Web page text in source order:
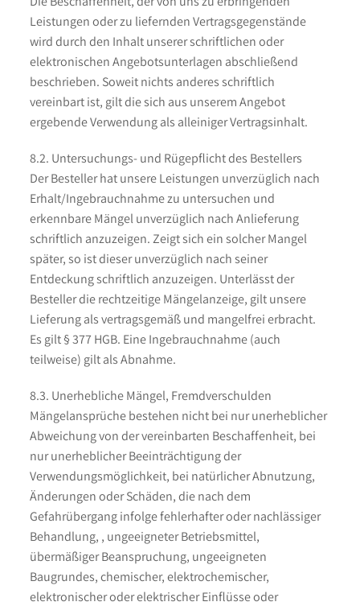
Leistungen oder zu liefernden Vertragsgegenstände
wird durch den Inhalt unserer schriftlichen oder
elektronischen Angebotsunterlagen abschließend
beschrieben. Soweit nichts anderes schriftlich
vereinbart ist, gilt die sich aus unserem Angebot
ergebende Verwendung als alleiniger Vertragsinhalt.
8.2. Untersuchungs- und Rügepflicht des Bestellers
Der Besteller hat unsere Leistungen unverzüglich nach
Erhalt/Ingebrauchnahme zu untersuchen und
erkennbare Mängel unverzüglich nach Anlieferung
schriftlich anzuzeigen. Zeigt sich ein solcher Mangel
später, so ist dieser unverzüglich nach seiner
Entdeckung schriftlich anzuzeigen. Unterlässt der
Besteller die rechtzeitige Mängelanzeige, gilt unsere
Lieferung als vertragsgemäß und mangelfrei erbracht.
Es gilt § 377 HGB. Eine Ingebrauchnahme (auch
teilweise) gilt als Abnahme.
8.3. Unerhebliche Mängel, Fremdverschulden
Mängelansprüche bestehen nicht bei nur unerheblicher
Abweichung von der vereinbarten Beschaffenheit, bei
nur unerheblicher Beeinträchtigung der
Verwendungsmöglichkeit, bei natürlicher Abnutzung,
Änderungen oder Schäden, die nach dem
Gefahrübergang infolge fehlerhafter oder nachlässiger
Behandlung, , ungeeigneter Betriebsmittel,
übermäßiger Beanspruchung, ungeeigneten
Baugrundes, chemischer, elektrochemischer,
elektronischer oder elektrischer Einflüsse oder